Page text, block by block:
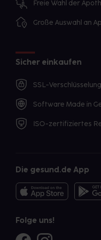
Freie Wahl der
Große Auswahl an
Sicher einkaufen
SSL-Verschlüsselung
Software Made in
ISO-zertifiziertes
Die gesund.de App
Folge uns!